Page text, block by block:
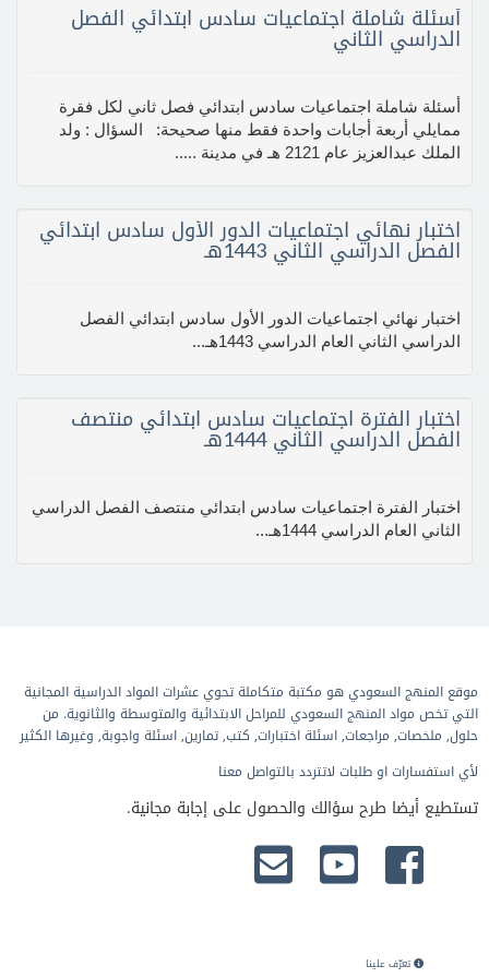
أسئلة شاملة اجتماعيات سادس ابتدائي الفصل
الدراسي الثاني
أسئلة شاملة اجتماعيات سادس ابتدائي فصل ثاني لكل فقرة
ممايلي أربعة أجابات واحدة فقط منها صحيحة: السؤال : ولد
الملك عبدالعزيز عام 2121 هـ في مدينة .....
اختبار نهائي اجتماعيات الدور الأول سادس ابتدائي
الفصل الدراسي الثاني 1443هـ
اختبار نهائي اجتماعيات الدور الأول سادس ابتدائي الفصل
الدراسي الثاني العام الدراسي 1443هـ...
اختبار الفترة اجتماعيات سادس ابتدائي منتصف
الفصل الدراسي الثاني 1444هـ
اختبار الفترة اجتماعيات سادس ابتدائي منتصف الفصل الدراسي
الثاني العام الدراسي 1444هـ...
موقع المنهج السعودي هو مكتبة متكاملة تحوي عشرات المواد الدراسية المجانية
التي تخص مواد المنهج السعودي للمراحل الابتدائية والمتوسطة والثانوية. من
حلول, ملخصات, مراجعات, اسئلة اختبارات, كتب, تمارين, اسئلة واجوبة, وغيرها الكثير
لأي استفسارات او طلبات لاتتردد بالتواصل معنا
تستطيع أيضا طرح سؤالك والحصول على إجابة مجانية.
تعرّف علينا